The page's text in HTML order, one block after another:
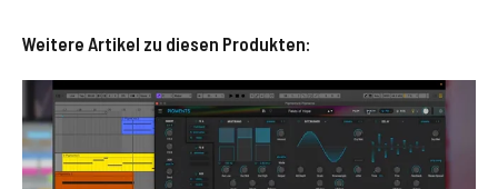
Weitere Artikel zu diesen Produkten: